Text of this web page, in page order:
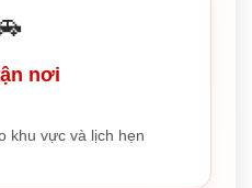
nơi
khu vực và lịch hẹn